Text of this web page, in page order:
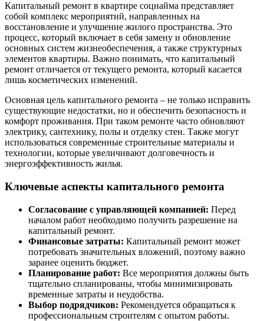
Капитальный ремонт в квартире соцнайма представляет
собой комплекс мероприятий, направленных на
восстановление и улучшение жилого пространства. Это
процесс, который включает в себя замену и обновление
основных систем жизнеобеспечения, а также структурных
элементов квартиры. Важно понимать, что капитальный
ремонт отличается от текущего ремонта, который касается
лишь косметических изменений.
Основная цель капитального ремонта – не только исправить
существующие недостатки, но и обеспечить безопасность и
комфорт проживания. При таком ремонте часто обновляют
электрику, сантехнику, полы и отделку стен. Также могут
использоваться современные строительные материалы и
технологии, которые увеличивают долговечность и
энергоэффективность жилья.
Ключевые аспекты капитального ремонта
Согласование с управляющей компанией: Перед
началом работ необходимо получить разрешение на
капитальный ремонт.
Финансовые затраты: Капитальный ремонт может
потребовать значительных вложений, поэтому важно
заранее оценить бюджет.
Планирование работ: Все мероприятия должны быть
тщательно спланированы, чтобы минимизировать
временные затраты и неудобства.
Выбор подрядчиков: Рекомендуется обращаться к
профессиональным строителям с опытом работы.